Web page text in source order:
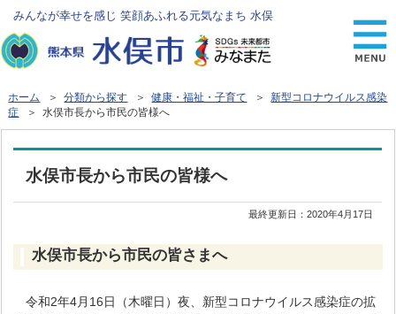
みんなが幸せを感じ 笑顔あふれる元気なまち 水俣
ホーム ＞分類から探す ＞健康・福祉・子育て ＞新型コロナウイルス感染
症 ＞ 水俣市長から市民の皆様へ
水俣市長から市民の皆様へ
最終更新日：2020年4月17日
水俣市長から市民の皆さまへ
令和2年4月16日（木曜日）夜、新型コロナウイルス感染症の拡